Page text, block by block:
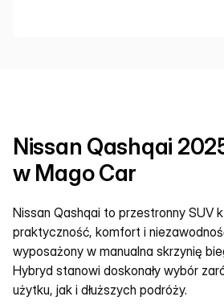
Nissan Qashqai
w Mago Car
Nissan Qashqai to przestronny SUV
praktyczność, komfort i
wyposażony w manualna skrzynię
Hybryd stanowi doskonały wybór
użytku, jak i dłuższych podróży.